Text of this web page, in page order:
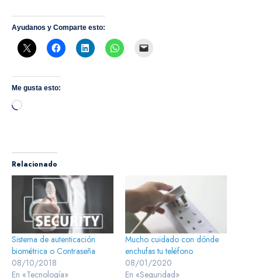
Ayudanos y Comparte esto:
Me gusta esto:
Cargando...
Relacionado
Sistema de autenticación
biométrica o Contraseña
08/10/2018
En «Tecnología»
Mucho cuidado con dónde
enchufas tu teléfono
08/01/2020
En «Seguridad»